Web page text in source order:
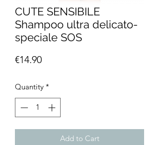
CUTE SENSIBILE
Shampoo ultra delicato-
speciale SOS
€14.90Price
Quantity *
Add to Cart